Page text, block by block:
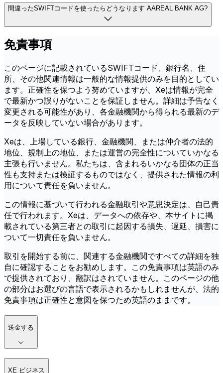
間違ったSWIFTコードを使ったらどうなります AAREAL BANK AG?
免責事項
このページに記載されているSWIFTコード、銀行名、住
所、その他関連情報は一般的な情報提供のみを目的としてい
ます。正確性を保つよう努めていますが、Xeは情報が完全
で最新かつ誤りがないことを保証しません。詳細は予告なく
変更される可能性があり、各金融機関から得られる最新のデ
ータを反映していない場合があります。
Xeは、上場している銀行、金融機関、または仲介者の法的
地位、規制上の地位、または運営の完全性についていかなる
主張も行いません。私たちは、含まれるいかなる団体の正当
性も支持または検証するものではなく、提供された情報の利
用について責任を負いません。
この情報に基づいて行われる金融取引や意思決定は、自己責
任で行われます。Xeは、データへの依存や、本サイトに掲
載されている第三者との取引に起因する損失、遅延、損害に
ついて一切責任を負いません。
取引を開始する前に、関連する金融機関ですべての詳細を独
自に確認することをお勧めします。この免責事項は英語のみ
で提供されており、翻訳はされていません。このページの他
の部分はお選びの言語で表示されるかもしれませんが、法的
免責事項は正確性と意図を保つため英語のままです。
送金する
XE ビジネス